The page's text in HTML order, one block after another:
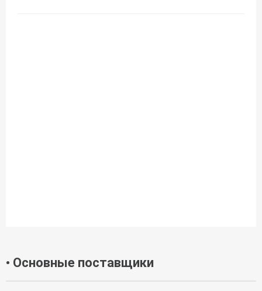
• Основные поставщики